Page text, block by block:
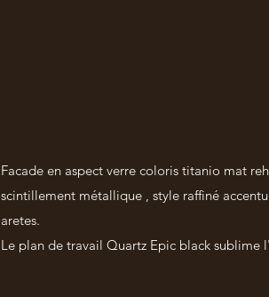
Facade en aspect verre coloris titanio mat
scintillement métallique , style raffiné
aretes.
Le plan de travail Quartz Epic black sublime